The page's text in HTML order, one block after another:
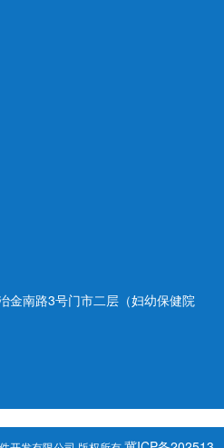
金南路3号门市二层（妇幼保健院